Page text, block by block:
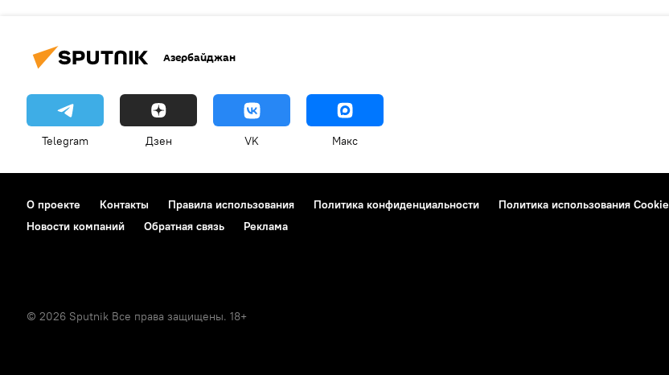
Азербайджан
Telegram Дзен VK Макс
О проекте Контакты Правила использования Политика конфиденциальности Политика использования Cookie
Новости компаний
Обратная связь Реклама
© 2026 Sputnik Все права защищены. 18+